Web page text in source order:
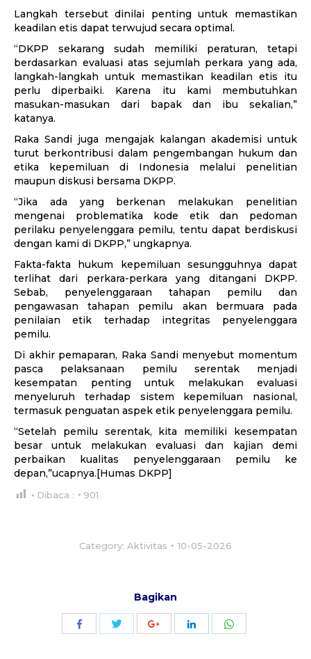
Langkah tersebut dinilai penting untuk memastikan
keadilan etis dapat terwujud secara optimal.
“DKPP sekarang sudah memiliki peraturan, tetapi
berdasarkan evaluasi atas sejumlah perkara yang ada,
langkah-langkah untuk memastikan keadilan etis itu
perlu diperbaiki. Karena itu kami membutuhkan
masukan-masukan dari bapak dan ibu sekalian,”
katanya.
Raka Sandi juga mengajak kalangan akademisi untuk
turut berkontribusi dalam pengembangan hukum dan
etika kepemiluan di Indonesia melalui penelitian
maupun diskusi bersama DKPP.
“Jika ada yang berkenan melakukan penelitian
mengenai problematika kode etik dan pedoman
perilaku penyelenggara pemilu, tentu dapat berdiskusi
dengan kami di DKPP,” ungkapnya.
Fakta-fakta hukum kepemiluan sesungguhnya dapat
terlihat dari perkara-perkara yang ditangani DKPP.
Sebab, penyelenggaraan tahapan pemilu dan
pengawasan tahapan pemilu akan bermuara pada
penilaian etik terhadap integritas penyelenggara
pemilu.
Di akhir pemaparan, Raka Sandi menyebut momentum
pasca pelaksanaan pemilu serentak menjadi
kesempatan penting untuk melakukan evaluasi
menyeluruh terhadap sistem kepemiluan nasional,
termasuk penguatan aspek etik penyelenggara pemilu.
“Setelah pemilu serentak, kita memiliki kesempatan
besar untuk melakukan evaluasi dan kajian demi
perbaikan kualitas penyelenggaraan pemilu ke
depan,”ucapnya.[Humas DKPP]
Dibaca : 901
Category: Aktivitas 10-05-2026
Bagikan
Share
Share